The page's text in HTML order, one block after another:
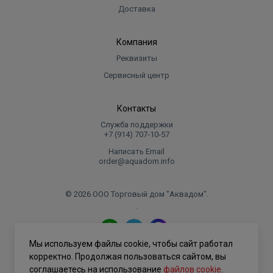
наступлении перегрева - насос незамедлительно
автоматически перезапускается, достигнув
Эксплуатационные характеристики:
Производительность до 80 л/мин. (4.8 м³/ч.)
Давление включения 1,5 бар
Отлючение при протоке менее 3 л/мин
Глубина погружения до 10 м
Доставка
Компания
Реквизиты
Сервисный центр
Контакты
Служба поддержки
+7 (914) 707‑10‑57
Написать Email
order@aquadom.info
© 2026 ООО Торговый дом "Аквадом".
.
Политика конфиденциальности
Мы используем файлы cookie, чтобы сайт работал
корректно. Продолжая пользоваться сайтом, вы
соглашаетесь на использование файлов cookie